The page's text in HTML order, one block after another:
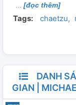
[đọc thêm]
Tags: chaetzu
DANH
GIAN |